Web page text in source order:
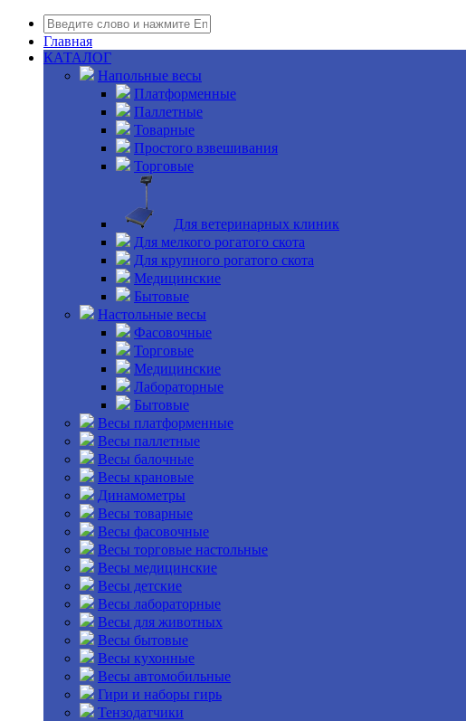
Главная
КАТАЛОГ
Напольные весы
Платформенные
Паллетные
Товарные
Простого взвешивания
Торговые
Для ветеринарных клиник
Для мелкого рогатого скота
Для крупного рогатого скота
Медицинские
Бытовые
Настольные весы
Фасовочные
Торговые
Медицинские
Лабораторные
Бытовые
Весы платформенные
Весы паллетные
Весы балочные
Весы крановые
Динамометры
Весы товарные
Весы фасовочные
Весы торговые настольные
Весы медицинские
Весы детские
Весы лабораторные
Весы для животных
Весы бытовые
Весы кухонные
Весы автомобильные
Гири и наборы гирь
Тензодатчики